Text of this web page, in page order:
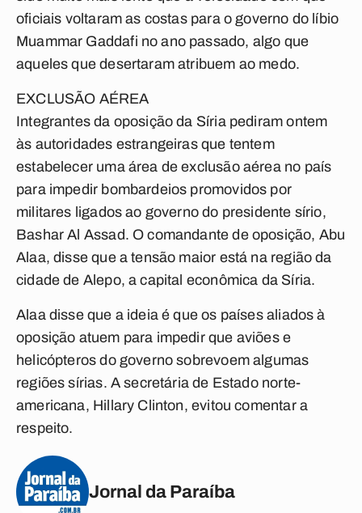
oficiais voltaram as costas para o governo do líbio
Muammar Gaddafi no ano passado, algo que
aqueles que desertaram atribuem ao medo.
EXCLUSÃO AÉREA
Integrantes da oposição da Síria pediram ontem
às autoridades estrangeiras que tentem
estabelecer uma área de exclusão aérea no país
para impedir bombardeios promovidos por
militares ligados ao governo do presidente sírio,
Bashar Al Assad. O comandante de oposição, Abu
Alaa, disse que a tensão maior está na região da
cidade de Alepo, a capital econômica da Síria.
Alaa disse que a ideia é que os países aliados à
oposição atuem para impedir que aviões e
helicópteros do governo sobrevoem algumas
regiões sírias. A secretária de Estado norte-
americana, Hillary Clinton, evitou comentar a
respeito.
Jornal da Paraíba